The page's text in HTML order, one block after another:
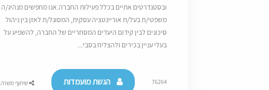
ובסטנדרטים אתיים בכלל פעילות החברה.אנו מחפשים מנהיג/ה
משפטי/ת בעל/ת אוריינטציה עסקית, המסוגל/ת לאזן בין ניהול
סיכונים לבין קידום היעדים המסחריים של החברה, להשפיע על
בעלי עניין בכירים ולהצליח בסבי...
76264 הגשת מועמדות שיתוף משרה